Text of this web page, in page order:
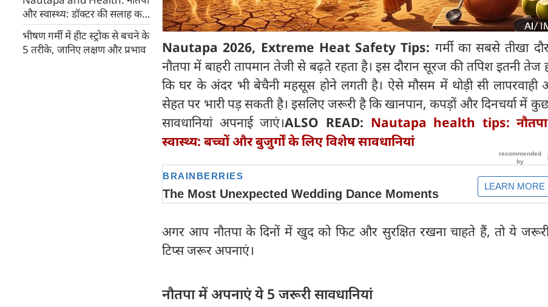
और स्वास्थ्य: डॉक्टर की सलाह कब
है जरूरी?
भीषण गर्मी में हीट स्ट्रोक से बचने के
5 तरीके, जानिए लक्षण और प्रभाव
Nautapa 2026, Extreme Heat Safety Tips: गर्मी का सबसे तीखा
नौतपा में बाहरी तापमान तेजी से बढ़ते रहता है। इस दौरान सूरज की तपिश इतनी तेज
कि घर के अंदर भी बेचैनी महसूस होने लगती है। ऐसे मौसम में थोड़ी सी लापरवाही
सेहत पर भारी पड़ सकती है। इसलिए जरूरी है कि खानपान, कपड़ों और दिनचर्या में
सावधानियां अपनाई जाएं।ALSO READ: Nautapa health tips:
स्वास्थ्य: बच्चों और बुजुर्गों के लिए विशेष सावधानियां
अगर आप नौतपा के दिनों में खुद को फिट और सुरक्षित रखना चाहते हैं, तो ये
टिप्स जरूर अपनाएं।
नौतपा में अपनाएं ये 5 जरूरी सावधानियां